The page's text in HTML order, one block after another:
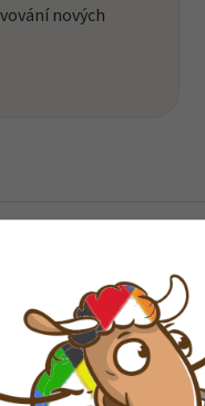
nových
si vytvářejí vlastní příběhy a
otevírají prostor pro
– klasika, která baví děti